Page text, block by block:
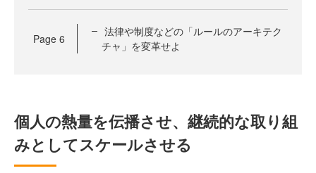
Page 6
法律や制度などの「ルールのアーキテク
チャ」を変革せよ
個人の熱量を伝播させ、継続的な取り組
みとしてスケールさせる